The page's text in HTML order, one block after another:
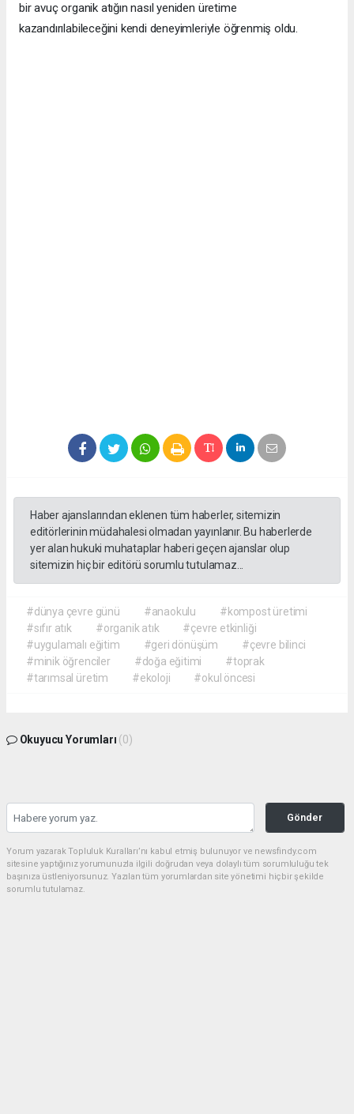
bir avuç organik atığın nasıl yeniden üretime
kazandırılabileceğini kendi deneyimleriyle öğrenmiş oldu.
Haber ajanslarından eklenen tüm haberler, sitemizin
editörlerinin müdahalesi olmadan yayınlanır. Bu haberlerde
yer alan hukuki muhataplar haberi geçen ajanslar olup
sitemizin hiç bir editörü sorumlu tutulamaz...
#dünya çevre günü #anaokulu
#kompost üretimi
#sıfır atık
#organik atık
#çevre etkinliği
#uygulamalı eğitim
#geri dönüşüm
#çevre bilinci
#minik öğrenciler
#doğa eğitimi
#toprak
#tarımsal üretim
#ekoloji #okul öncesi
Okuyucu Yorumları (0)
Gönder
Yorum yazarak Topluluk Kuralları’nı kabul etmiş bulunuyor ve newsfindy.com
sitesine yaptığınız yorumunuzla ilgili doğrudan veya dolaylı tüm sorumluluğu tek
başınıza üstleniyorsunuz. Yazılan tüm yorumlardan site yönetimi hiçbir şekilde
sorumlu tutulamaz.